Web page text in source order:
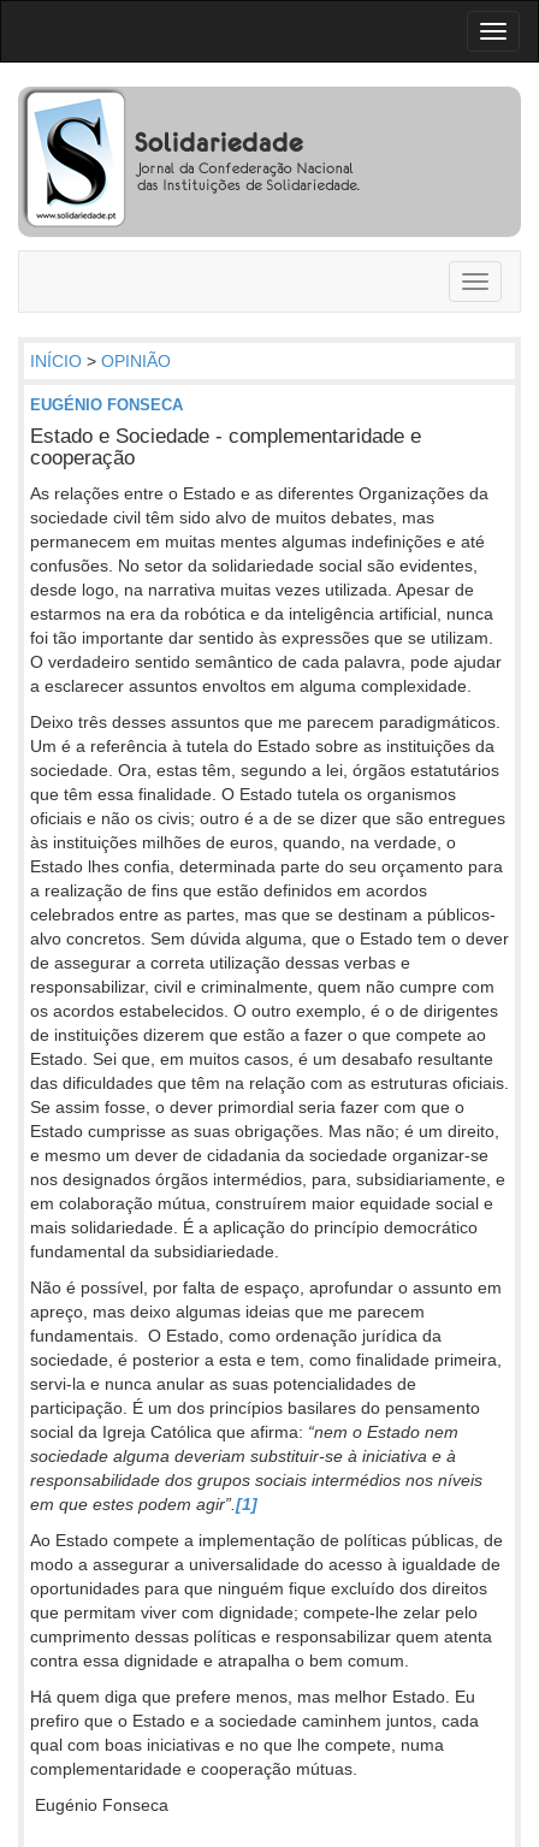
Toggle
INÍCIO > OPINIÃO
EUGÉNIO FONSECA
Estado e Sociedade - complementaridade e
cooperação
As relações entre o Estado e as diferentes Organizações da
sociedade civil têm sido alvo de muitos debates, mas
permanecem em muitas mentes algumas indefinições e até
confusões. No setor da solidariedade social são evidentes,
desde logo, na narrativa muitas vezes utilizada. Apesar de
estarmos na era da robótica e da inteligência artificial, nunca
foi tão importante dar sentido às expressões que se utilizam.
O verdadeiro sentido semântico de cada palavra, pode ajudar
a esclarecer assuntos envoltos em alguma complexidade.
Deixo três desses assuntos que me parecem paradigmáticos.
Um é a referência à tutela do Estado sobre as instituições da
sociedade. Ora, estas têm, segundo a lei, órgãos estatutários
que têm essa finalidade. O Estado tutela os organismos
oficiais e não os civis; outro é a de se dizer que são entregues
às instituições milhões de euros, quando, na verdade, o
Estado lhes confia, determinada parte do seu orçamento para
a realização de fins que estão definidos em acordos
celebrados entre as partes, mas que se destinam a públicos-
alvo concretos. Sem dúvida alguma, que o Estado tem o dever
de assegurar a correta utilização dessas verbas e
responsabilizar, civil e criminalmente, quem não cumpre com
os acordos estabelecidos. O outro exemplo, é o de dirigentes
de instituições dizerem que estão a fazer o que compete ao
Estado. Sei que, em muitos casos, é um desabafo resultante
das dificuldades que têm na relação com as estruturas oficiais.
Se assim fosse, o dever primordial seria fazer com que o
Estado cumprisse as suas obrigações. Mas não; é um direito,
e mesmo um dever de cidadania da sociedade organizar-se
nos designados órgãos intermédios, para, subsidiariamente, e
em colaboração mútua, construírem maior equidade social e
mais solidariedade. É a aplicação do princípio democrático
fundamental da subsidiariedade.
Não é possível, por falta de espaço, aprofundar o assunto em
apreço, mas deixo algumas ideias que me parecem
fundamentais. O Estado, como ordenação jurídica da
sociedade, é posterior a esta e tem, como finalidade primeira,
servi-la e nunca anular as suas potencialidades de
participação. É um dos princípios basilares do pensamento
social da Igreja Católica que afirma: “nem o Estado nem
sociedade alguma deveriam substituir-se à iniciativa e à
responsabilidade dos grupos sociais intermédios nos níveis
em que estes podem agir”. [1]
Ao Estado compete a implementação de políticas públicas, de
modo a assegurar a universalidade do acesso à igualdade de
oportunidades para que ninguém fique excluído dos direitos
que permitam viver com dignidade; compete-lhe zelar pelo
cumprimento dessas políticas e responsabilizar quem atenta
contra essa dignidade e atrapalha o bem comum.
Há quem diga que prefere menos, mas melhor Estado. Eu
prefiro que o Estado e a sociedade caminhem juntos, cada
qual com boas iniciativas e no que lhe compete, numa
complementaridade e cooperação mútuas.
Eugénio Fonseca